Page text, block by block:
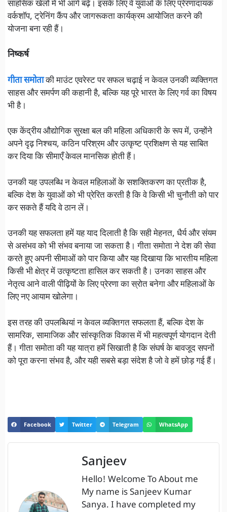
साहसिक खेलों में भी आगे बढ़ें। इसके लिए वे युवाओं के लिए प्रेरणादायक
वर्कशॉप, ट्रेनिंग कैंप और जागरूकता कार्यक्रम आयोजित करने की
योजना बना रही हैं।
निष्कर्ष
गीता समोताकी माउंट एवरेस्ट पर सफल चढ़ाई न केवल उनकी व्यक्तिगत
साहस और समर्पण की कहानी है, बल्कि यह पूरे भारत के लिए गर्व का विषय
भी है।
एक केंद्रीय औद्योगिक सुरक्षा बल की महिला अधिकारी के रूप में, उन्होंने
अपने दृढ़ निश्चय, कठिन परिश्रम और उत्कृष्ट प्रशिक्षण से यह साबित
कर दिया कि सीमाएँ केवल मानसिक होती हैं।
उनकी यह उपलब्धि न केवल महिलाओं के सशक्तिकरण का प्रतीक है,
बल्कि देश के युवाओं को भी प्रेरित करती है कि वे किसी भी चुनौती को पार
कर सकते हैं यदि वे ठान लें।
उनकी यह सफलता हमें यह याद दिलाती है कि सही मेहनत, धैर्य और संयम
से असंभव को भी संभव बनाया जा सकता है। गीता समोता ने देश की सेवा
करते हुए अपनी सीमाओं को पार किया और यह दिखाया कि भारतीय महिला
किसी भी क्षेत्र में उत्कृष्टता हासिल कर सकती है। उनका साहस और
नेतृत्व आने वाली पीढ़ियों के लिए प्रेरणा का स्रोत बनेगा और महिलाओं के
लिए नए आयाम खोलेगा।
इस तरह की उपलब्धियां न केवल व्यक्तिगत सफलता हैं, बल्कि देश के
सामरिक, सामाजिक और सांस्कृतिक विकास में भी महत्वपूर्ण योगदान देती
हैं। गीता समोता की यह यात्रा हमें सिखाती है कि संघर्ष के बावजूद सपनों
को पूरा करना संभव है, और यही सबसे बड़ा संदेश है जो वे हमें छोड़ गई हैं।
Facebook Twitter Telegram WhatsApp
Sanjeev
Hello! Welcome To About me
My name is Sanjeev Kumar
Sanya. I have completed my